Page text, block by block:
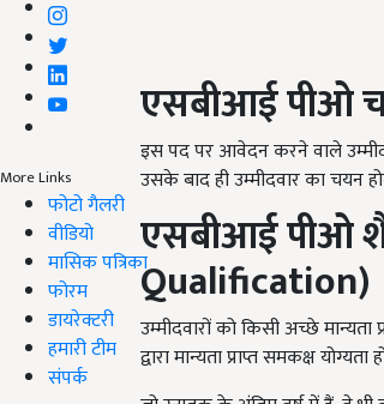
More Links
फोटो गैलरी
वीडियो
मासिक पत्रिका
फोरम
डायरेक्टरी
हमारी टीम
संपर्क
एसबीआई पीओ
इस पद पर आवेदन करने वाले
उसके बाद ही उम्मीदवार का चयन
एसबीआई पीओ
Qualification)
उम्मीदवारों को किसी अच्छे मान्यता
द्वारा मान्यता प्राप्त समकक्ष योग्यता